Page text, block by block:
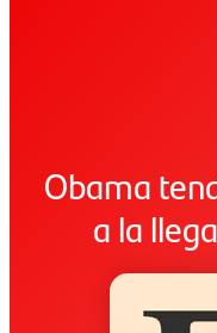
Obama
a la